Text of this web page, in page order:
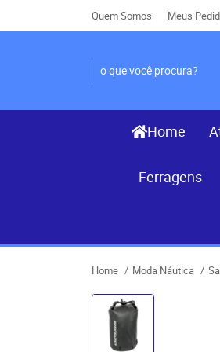
Quem Somos Meus
Home
Ferragens
Home Moda Náutica